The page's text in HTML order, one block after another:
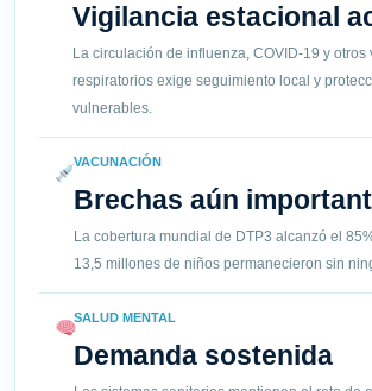
Vigilancia estacional
La circulación de influenza, COVID-19 y otros
respiratorios exige seguimiento local y
vulnerables.
VACUNACIÓN
Brechas aún
La cobertura mundial de DTP3 alcanzó el
13,5 millones de niños permanecieron sin
SALUD MENTAL
Demanda sostenida